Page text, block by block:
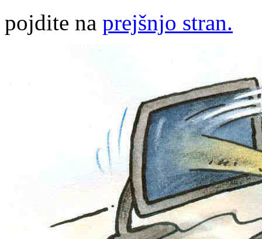
pojdite na prejšnjo stran.